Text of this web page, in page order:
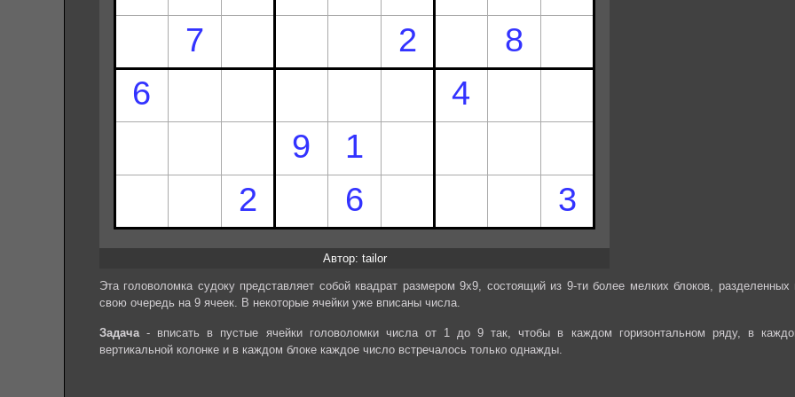
Автор: tailor
Эта головоломка судоку представляет собой квадрат размером 9х9, состоящий из 9-ти более мелких блоков, разделенных
свою очередь на 9 ячеек. В некоторые ячейки уже вписаны числа.
Задача- вписать в пустые ячейки головоломки числа от 1 до 9 так, чтобы в каждом горизонтальном ряду, в
вертикальной колонке и в каждом блоке каждое число встречалось только однажды.